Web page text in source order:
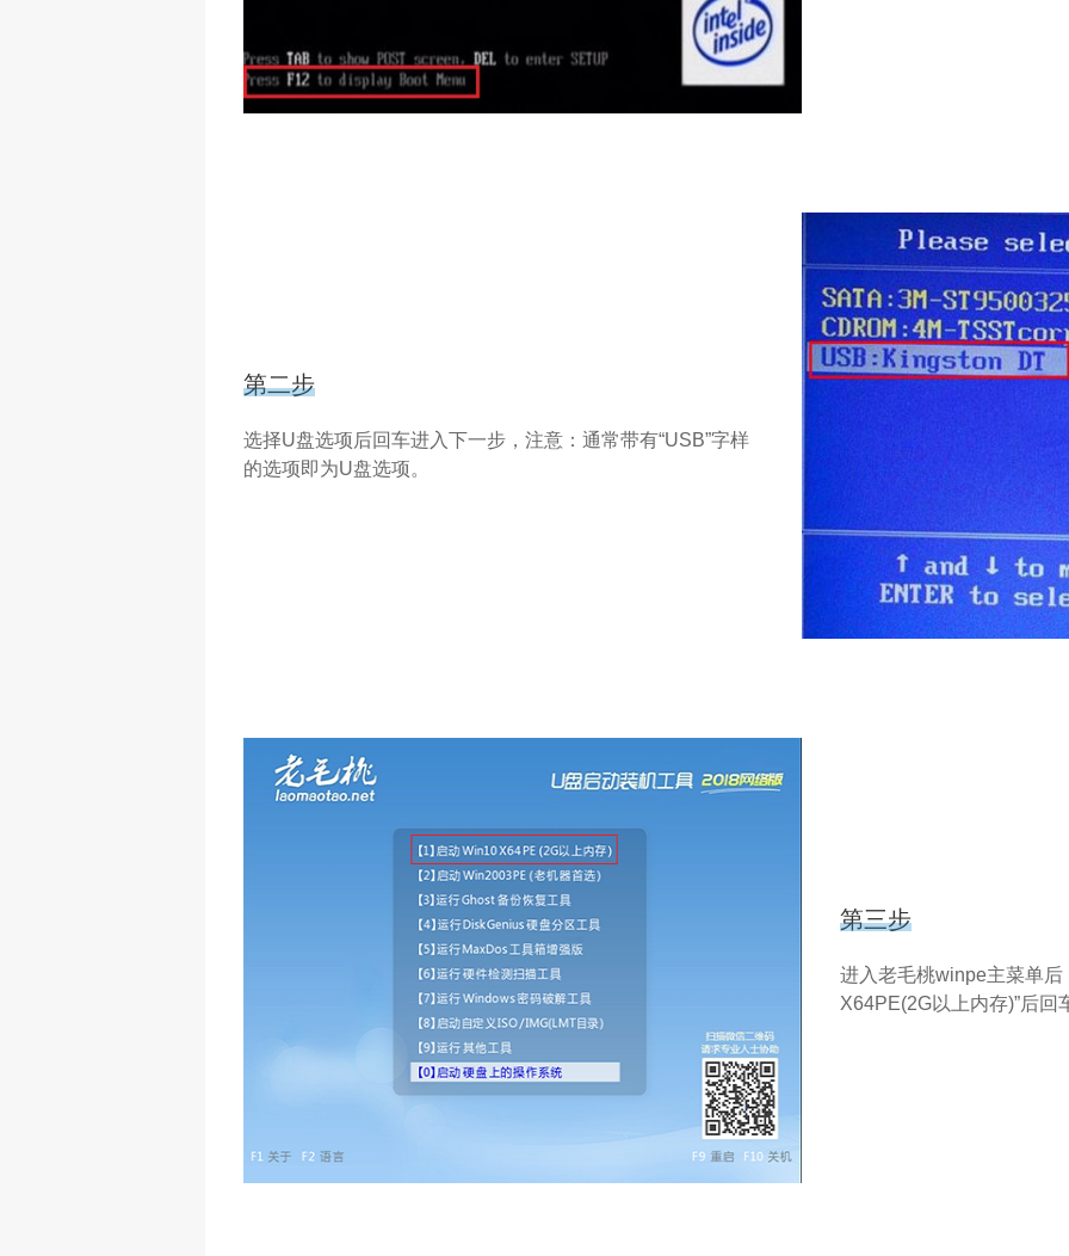
第二步
选择U盘选项后回车进入下一步，注意：通常带有“USB”字样
的选项即为U盘选项。
第三步
进入老毛桃winpe主菜单后
X64PE(2G以上内存)”后回